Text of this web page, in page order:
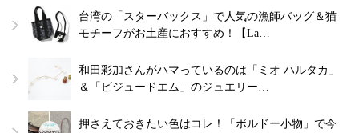
台湾の「スターバックス」で人気の漁師バッグ＆猫
モチーフがお土産におすすめ！【La…
和田彩加さんがハマっているのは「ミオ ハルタカ」
＆「ビジュードエム」のジュエリー…
押さえておきたい色はコレ！「ボルドー小物」で今